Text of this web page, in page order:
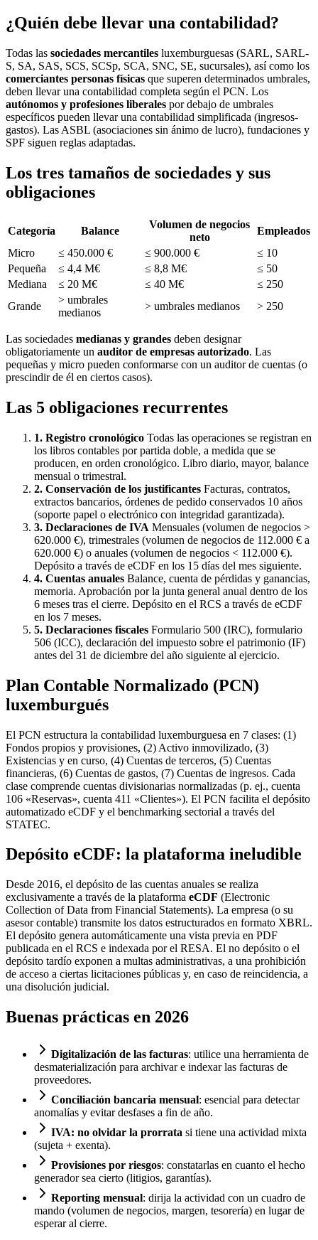
¿Quién debe llevar una contabilidad?
Todas las sociedades mercantiles luxemburguesas (SARL, SARL-
S, SA, SAS, SCS, SCSp, SCA, SNC, SE, sucursales), así como los
comerciantes personas físicas que superen determinados umbrales,
deben llevar una contabilidad completa según el PCN. Los
autónomos y profesiones liberales por debajo de umbrales
específicos pueden llevar una contabilidad simplificada (ingresos-
gastos). Las ASBL (asociaciones sin ánimo de lucro), fundaciones y
SPF siguen reglas adaptadas.
Los tres tamaños de sociedades y sus
obligaciones
Categoría Balance
Volumen de negocios
neto
Empleados
Micro
≤ 450.000 € ≤ 900.000 €
≤ 10
Pequeña
≤ 4,4 M€ ≤ 8,8 M€
≤ 50
Mediana
≤ 20 M€ ≤ 40 M€
≤ 250
Grande
> umbrales
medianos
> umbrales medianos > 250
Las sociedades medianas y grandes deben designar
obligatoriamente un auditor de empresas autorizado. Las
pequeñas y micro pueden conformarse con un auditor de cuentas (o
prescindir de él en ciertos casos).
Las 5 obligaciones recurrentes
1. Registro cronológico Todas las operaciones se registran en
los libros contables por partida doble, a medida que se
producen, en orden cronológico. Libro diario, mayor, balance
mensual o trimestral.
2. Conservación de los justificantes Facturas, contratos,
extractos bancarios, órdenes de pedido conservados 10 años
(soporte papel o electrónico con integridad garantizada).
3. Declaraciones de IVA Mensuales (volumen de negocios >
620.000 €), trimestrales (volumen de negocios de 112.000 € a
620.000 €) o anuales (volumen de negocios < 112.000 €).
Depósito a través de eCDF en los 15 días del mes siguiente.
4. Cuentas anuales Balance, cuenta de pérdidas y ganancias,
memoria. Aprobación por la junta general anual dentro de los
6 meses tras el cierre. Depósito en el RCS a través de eCDF
en los 7 meses.
5. Declaraciones fiscales Formulario 500 (IRC), formulario
506 (ICC), declaración del impuesto sobre el patrimonio (IF)
antes del 31 de diciembre del año siguiente al ejercicio.
Plan Contable Normalizado (PCN)
luxemburgués
El PCN estructura la contabilidad luxemburguesa en 7 clases: (1)
Fondos propios y provisiones, (2) Activo inmovilizado, (3)
Existencias y en curso, (4) Cuentas de terceros, (5) Cuentas
financieras, (6) Cuentas de gastos, (7) Cuentas de ingresos. Cada
clase comprende cuentas divisionarias normalizadas (p. ej., cuenta
106 «Reservas», cuenta 411 «Clientes»). El PCN facilita el depósito
automatizado eCDF y el benchmarking sectorial a través del
STATEC.
Depósito eCDF: la plataforma ineludible
Desde 2016, el depósito de las cuentas anuales se realiza
exclusivamente a través de la plataforma eCDF (Electronic
Collection of Data from Financial Statements). La empresa (o su
asesor contable) transmite los datos estructurados en formato XBRL.
El depósito genera automáticamente una vista previa en PDF
publicada en el RCS e indexada por el RESA. El no depósito o el
depósito tardío exponen a multas administrativas, a una prohibición
de acceso a ciertas licitaciones públicas y, en caso de reincidencia, a
una disolución judicial.
Buenas prácticas en 2026
Digitalización de las facturas: utilice una herramienta de
desmaterialización para archivar e indexar las facturas de
proveedores.
Conciliación bancaria mensual: esencial para detectar
anomalías y evitar desfases a fin de año.
IVA: no olvidar la prorrata si tiene una actividad mixta
(sujeta + exenta).
Provisiones por riesgos: constatarlas en cuanto el hecho
generador sea cierto (litigios, garantías).
Reporting mensual: dirija la actividad con un cuadro de
mando (volumen de negocios, margen, tesorería) en lugar de
esperar al cierre.